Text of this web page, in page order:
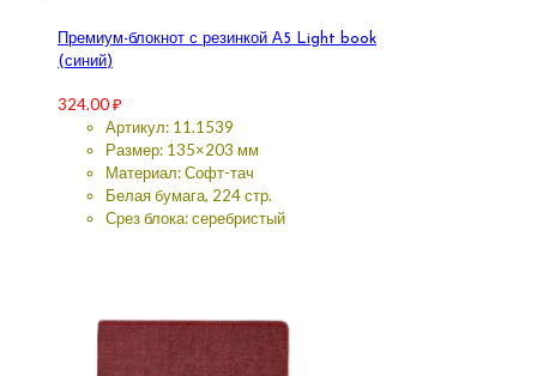
Премиум-блокнот с резинкой А5 Light book
(синий)
324.00₽
Артикул: 11.1539
Размер: 135×203 мм
Материал: Софт-тач
Белая бумага, 224 стр.
Срез блока: серебристый